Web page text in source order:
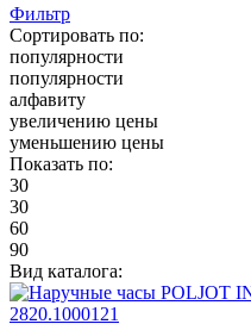
Фильтр
Сортировать по:
популярности
популярности
алфавиту
увеличению цены
уменьшению цены
Показать по:
30
30
60
90
Вид каталога: